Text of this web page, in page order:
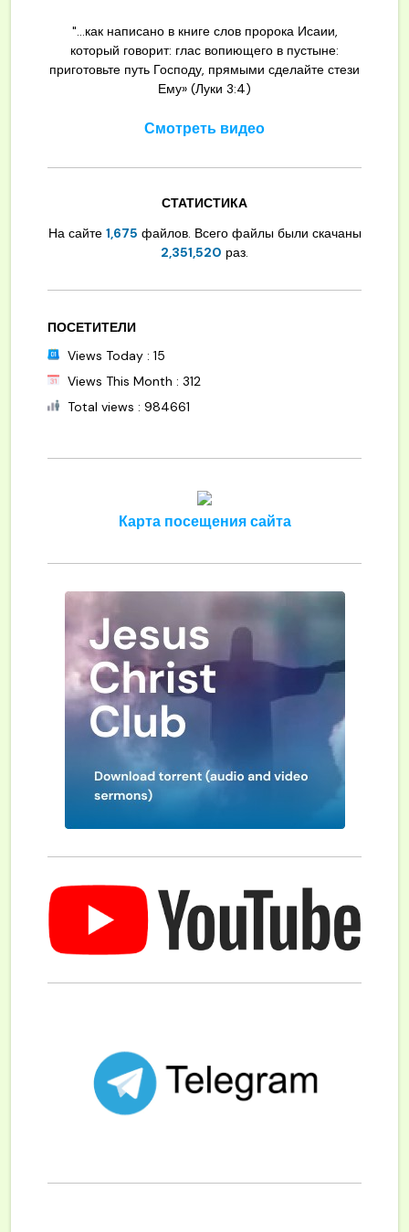
"...как написано в книге слов пророка Исаии,
который говорит: глас вопиющего в пустыне:
приготовьте путь Господу, прямыми сделайте стези
Ему» (Луки 3:4)
Смотреть видео
СТАТИСТИКА
На сайте 1,675 файлов. Всего файлы были скачаны
2,351,520 раз.
ПОСЕТИТЕЛИ
Views Today : 15
Views This Month : 312
Total views : 984661
Карта посещения сайта